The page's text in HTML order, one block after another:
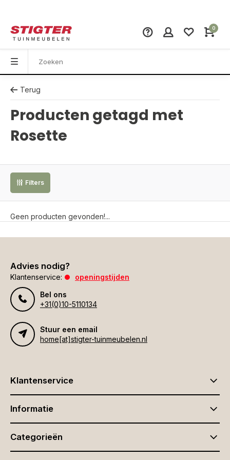
0
Terug
Producten getagd met
Rosette
Filters
Geen producten gevonden!...
Advies nodig?
Klantenservice:
openingstijden
Bel ons
+31(0)10-5110134
Stuur een email
home[at]stigter-tuinmeubelen.nl
Klantenservice
Informatie
Categorieën